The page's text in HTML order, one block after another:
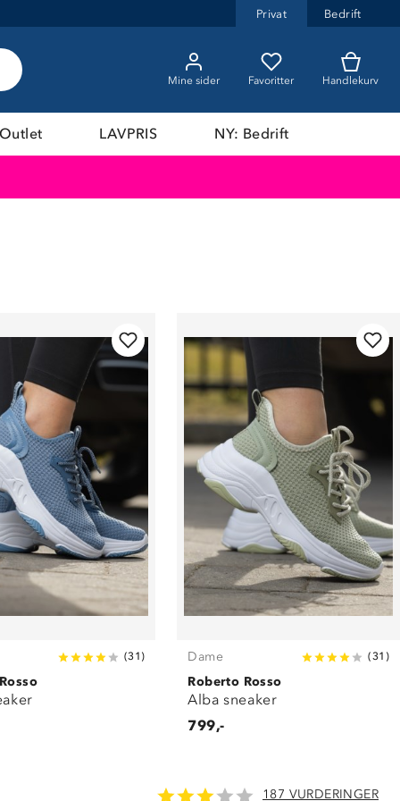
Privat Bedrift
Mine sider Favoritter Handlekurv
LAVPRIS NY: Bedrift
(31 ) Dame (31 )
Roberto Rosso
Alba sneaker
799,-
187 VURDERINGER